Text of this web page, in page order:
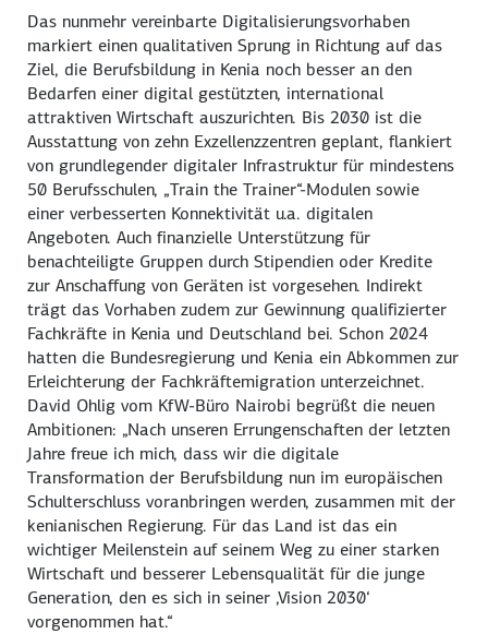
Das nunmehr vereinbarte Digitalisierungs­vorhaben
markiert einen qualitativen Sprung in Richtung auf das
Ziel, die Berufsbildung in Kenia noch besser an den
Bedarfen einer digital gestützten, international
attraktiven Wirtschaft auszurichten. Bis 2030 ist die
Ausstattung von zehn Exzellenz­zentren geplant, flankiert
von grundlegender digitaler Infrastruktur für mindestens
50 Berufsschulen, „Train the Trainer“-Modulen sowie
einer verbesserten Konnektivität u.a. digitalen
Angeboten. Auch finanzielle Unterstützung für
benachteiligte Gruppen durch Stipendien oder Kredite
zur Anschaffung von Geräten ist vorgesehen. Indirekt
trägt das Vorhaben zudem zur Gewinnung qualifizierter
Fachkräfte in Kenia und Deutschland bei. Schon 2024
hatten die Bundesregierung und Kenia ein Abkommen zur
Erleichterung der Fachkräfte­migration unterzeichnet.
David Ohlig vom KfW-Büro Nairobi begrüßt die neuen
Ambitionen: „Nach unseren Errungenschaften der letzten
Jahre freue ich mich, dass wir die digitale
Transformation der Berufsbildung nun im europäischen
Schulterschluss voranbringen werden, zusammen mit der
kenianischen Regierung. Für das Land ist das ein
wichtiger Meilenstein auf seinem Weg zu einer starken
Wirtschaft und besserer Lebensqualität für die junge
Generation, den es sich in seiner ‚Vision 2030‘
vorgenommen hat.“